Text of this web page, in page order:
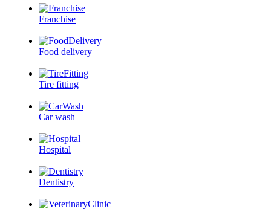
Franchise
Food delivery
Tire fitting
Car wash
Hospital
Dentistry